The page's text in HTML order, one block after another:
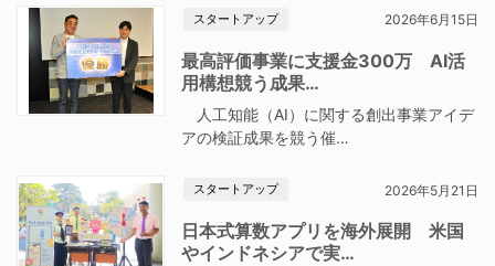
スタートアップ 2026年6月15日
最高評価事業に支援金300万 AI活
用構想競う成果…
人工知能（AI）に関する創出事業アイデ
アの検証成果を競う催…
スタートアップ 2026年5月21日
日本式算数アプリを海外展開 米国
やインドネシアで実…